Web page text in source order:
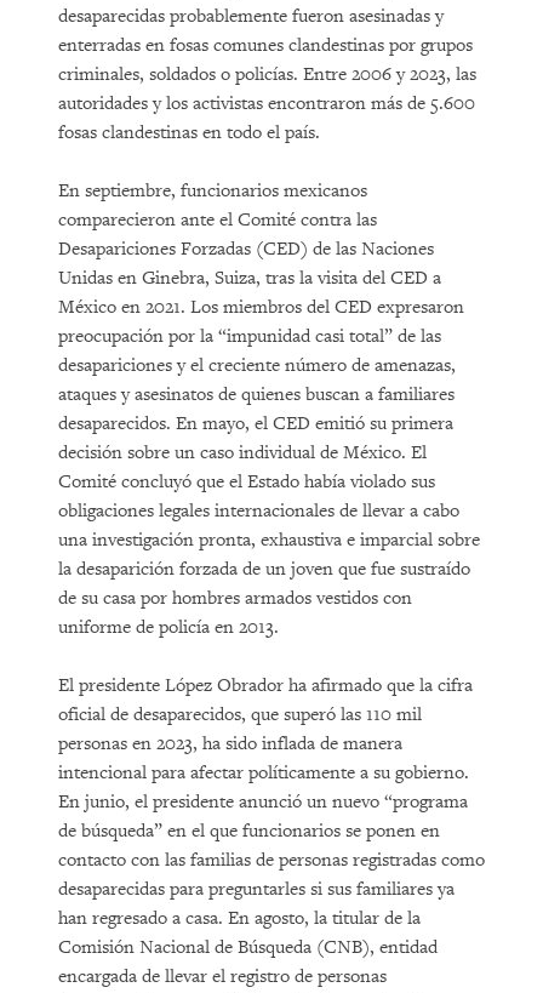
desaparecidas probablemente fueron asesinadas y
enterradas en fosas comunes clandestinas por grupos
criminales, soldados o policías. Entre 2006 y 2023, las
autoridades y los activistas encontraron más de 5.600
fosas clandestinas en todo el país.
En septiembre, funcionarios mexicanos
comparecieron ante el Comité contra las
Desapariciones Forzadas (CED) de las Naciones
Unidas en Ginebra, Suiza, tras la visita del CED a
México en 2021. Los miembros del CED expresaron
preocupación por la “impunidad casi total” de las
desapariciones y el creciente número de amenazas,
ataques y asesinatos de quienes buscan a familiares
desaparecidos. En mayo, el CED emitió su primera
decisión sobre un caso individual de México. El
Comité concluyó que el Estado había violado sus
obligaciones legales internacionales de llevar a cabo
una investigación pronta, exhaustiva e imparcial sobre
la desaparición forzada de un joven que fue sustraído
de su casa por hombres armados vestidos con
uniforme de policía en 2013.
El presidente López Obrador ha afirmado que la cifra
oficial de desaparecidos, que superó las 110 mil
personas en 2023, ha sido inflada de manera
intencional para afectar políticamente a su gobierno.
En junio, el presidente anunció un nuevo “programa
de búsqueda” en el que funcionarios se ponen en
contacto con las familias de personas registradas como
desaparecidas para preguntarles si sus familiares ya
han regresado a casa. En agosto, la titular de la
Comisión Nacional de Búsqueda (CNB), entidad
encargada de llevar el registro de personas